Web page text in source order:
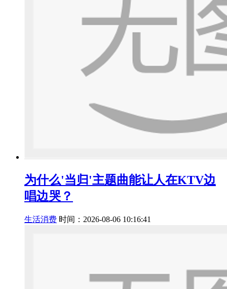
为什么'当归'主题曲能让人在KTV边
唱边哭？
生活消费 时间：2026-08-06 10:16:41